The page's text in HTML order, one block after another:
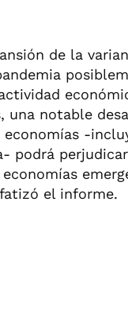
de la
una notable
-
podrá
el informe.